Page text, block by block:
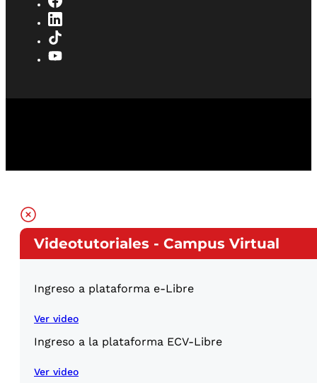
Videotutoriales - Campus Virtual
Ingreso a plataforma e-Libre
Ver video
Ingreso a la plataforma ECV-Libre
Ver video